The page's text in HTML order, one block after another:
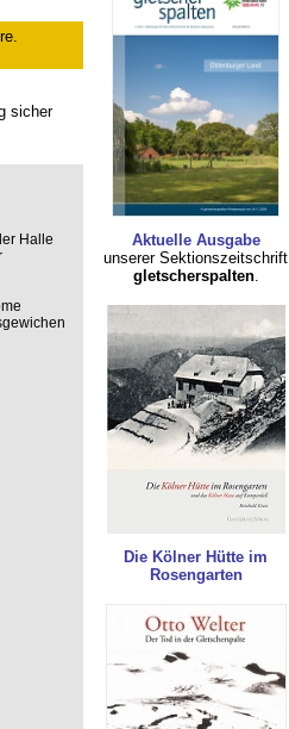
sicher
Halle
Aktuelle Ausgabe
unserer Sektionszeitschrift
gletscherspalten.
Die Kölner Hütte im
Rosengarten